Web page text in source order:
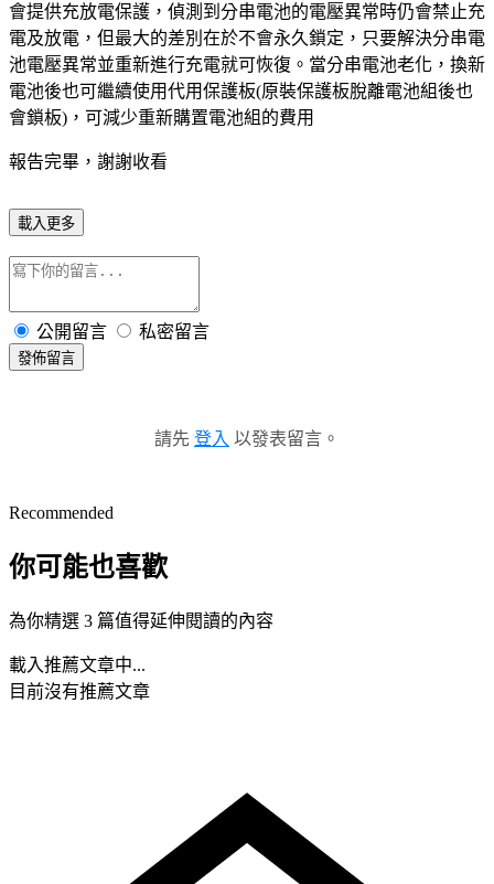
會提供充放電保護，偵測到分串電池的電壓異常時仍會禁止充
電及放電，但最大的差別在於不會永久鎖定，只要解決分串電
池電壓異常並重新進行充電就可恢復。當分串電池老化，換新
電池後也可繼續使用代用保護板(原裝保護板脫離電池組後也
會鎖板)，可減少重新購置電池組的費用
報告完畢，謝謝收看
載入更多
公開留言 私密留言
發佈留言
請先 登入 以發表留言。
Recommended
你可能也喜歡
為你精選 3 篇值得延伸閱讀的內容
載入推薦文章中...
目前沒有推薦文章